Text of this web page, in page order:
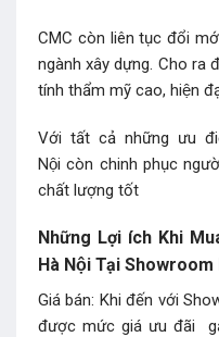
CMC còn liên tục đổi
ngành xây dựng. Cho ra
tính thẩm mỹ cao, hiện
Với tất cả những ưu
Nội còn chinh phục
chất lượng tốt
Những Lợi ích Khi
Hà Nội Tại
Giá bán: Khi đến với
được mức giá ưu đãi